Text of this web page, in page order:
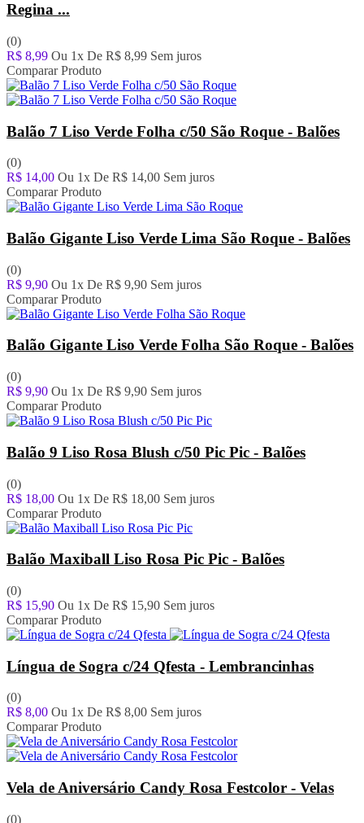
Regina ...
(0)
R$ 8,99 Ou 1x De R$ 8,99 Sem juros
Comparar Produto
Balão 7 Liso Verde Folha c/50 São Roque - Balões
(0)
R$ 14,00 Ou 1x De R$ 14,00 Sem juros
Comparar Produto
Balão Gigante Liso Verde Lima São Roque - Balões
(0)
R$ 9,90 Ou 1x De R$ 9,90 Sem juros
Comparar Produto
Balão Gigante Liso Verde Folha São Roque - Balões
(0)
R$ 9,90 Ou 1x De R$ 9,90 Sem juros
Comparar Produto
Balão 9 Liso Rosa Blush c/50 Pic Pic - Balões
(0)
R$ 18,00 Ou 1x De R$ 18,00 Sem juros
Comparar Produto
Balão Maxiball Liso Rosa Pic Pic - Balões
(0)
R$ 15,90 Ou 1x De R$ 15,90 Sem juros
Comparar Produto
Língua de Sogra c/24 Qfesta - Lembrancinhas
(0)
R$ 8,00 Ou 1x De R$ 8,00 Sem juros
Comparar Produto
Vela de Aniversário Candy Rosa Festcolor - Velas
(0)